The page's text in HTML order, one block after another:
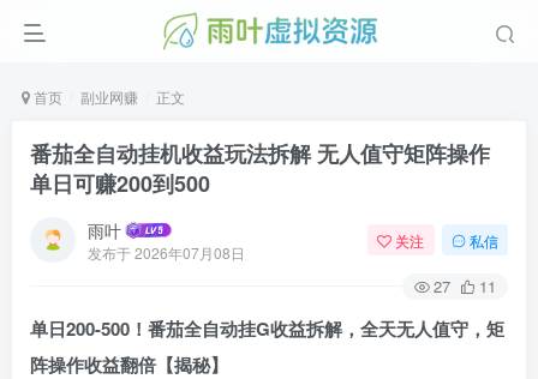
首页 副业网赚 正文
番茄全自动挂机收益玩法拆解 无人值守矩阵操作
单日可赚200到500
雨叶
发布于2026年07月08日
关注 私信
27 11
单日200-500！番茄全自动挂G收益拆解，全天无人值守，矩
阵操作收益翻倍【揭秘】